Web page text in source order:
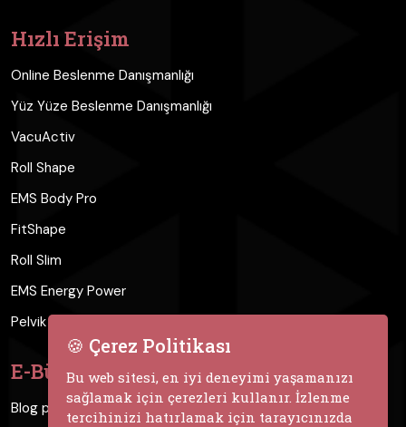
Hızlı Erişim
Online Beslenme Danışmanlığı
Yüz Yüze Beslenme Danışmanlığı
VacuActiv
Roll Shape
EMS Body Pro
FitShape
Roll Slim
EMS Energy Power
Pelvik Taban Kasları Cihazı
E-Bülten
Blog paylaşımları için bültenimize kaydolun.
🍪 Çerez Politikası
Bu web sitesi, en iyi deneyimi yaşamanızı
sağlamak için çerezleri kullanır. İzlenme
tercihinizi hatırlamak için tarayıcınızda